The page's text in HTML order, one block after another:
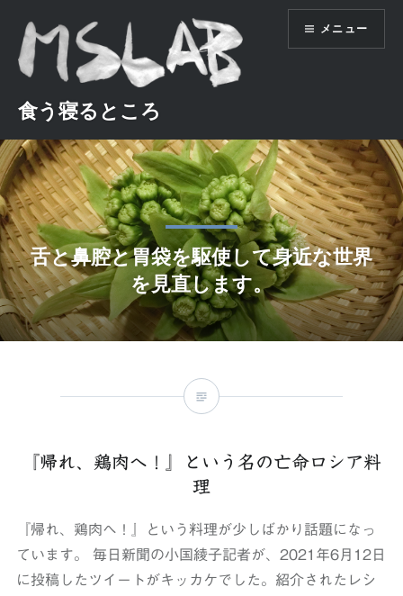
ス
キ
ッ
プ
食う寝るところ
メニュー
舌と鼻腔と胃袋を駆使して身近な世界
を見直します。
『帰れ、鶏肉へ！』という名の亡命ロシア料
理
『帰れ、鶏肉へ！』という料理が少しばかり話題になっ
ています。 毎日新聞の小国綾子記者が、2021年6月12日
に投稿したツイートがキッカケでした。紹介されたレシ